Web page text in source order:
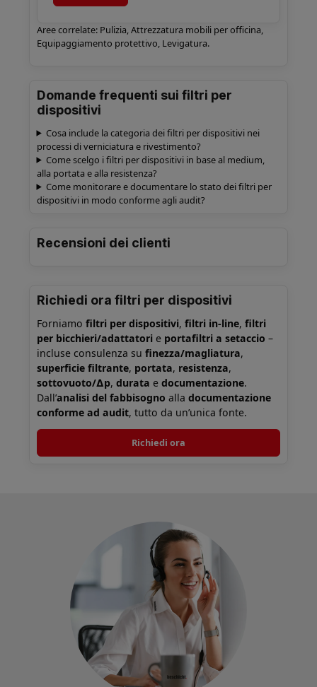
Aree correlate: Pulizia,Attrezzatura mobili per officina,
Equipaggiamento protettivo, Levigatura.
Domande frequenti sui filtri per
dispositivi
Cosa include la categoria dei filtri per dispositivi nei
processi di verniciatura e rivestimento?
Come scelgo i filtri per dispositivi in base al medium,
alla portata e alla resistenza?
Come monitorare e documentare lo stato dei filtri per
dispositivi in modo conforme agli audit?
Recensioni dei clienti
Richiedi ora filtri per dispositivi
Forniamo filtri per dispositivi, filtri in-line, filtri
per bicchieri/adattatorie portafiltri a setaccio –
incluse consulenza su finezza/magliatura,
superficie filtrante, portata, resistenza,
sottovuoto/∆p, durata e documentazione.
Dall’analisi del fabbisogno alla documentazione
conforme ad audit, tutto da un’unica fonte.
Richiedi ora